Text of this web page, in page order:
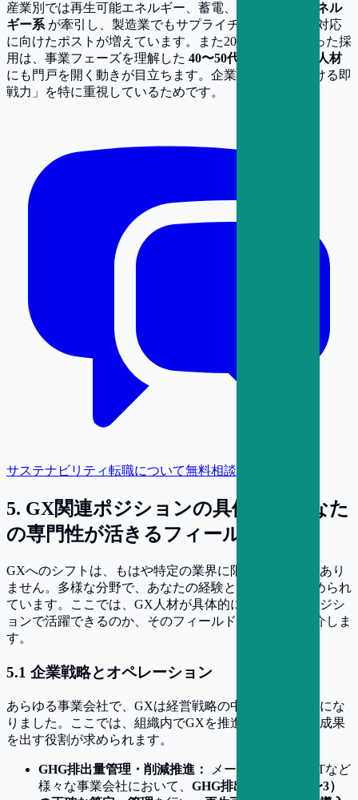
産業別では再生可能エネルギー、蓄電、水素などの
エネル
ギー系 が牽引し、製造業でもサプライチェーン脱炭素対応
に向けたポストが増えています。また20〜30代中心だった採
用は、事業フェーズを理解した 40〜50代の経験豊富な人材
にも門戸を開く動きが目立ちます。企業は「構想を描ける即
戦力」を特に重視しているためです。
サステナビリティ転職について無料相談
5. GX関連ポジションの具体例：あなた
の専門性が活きるフィールド
GXへのシフトは、もはや特定の業界に限られた話ではあり
ません。多様な分野で、あなたの経験と専門知識が求められ
ています。ここでは、GX人材が具体的にどのようなポジシ
ョンで活躍できるのか、そのフィールドを広げてご紹介しま
す。
5.1 企業戦略とオペレーション
あらゆる事業会社で、GXは経営戦略の中核を担うようにな
りました。ここでは、組織内でGXを推進し、具体的な成果
を出す役割が求められます。
GHG排出量管理・削減推進：
メーカー、小売、ITなど
様々な事業会社において、 GHG排出量（Scope1〜3）